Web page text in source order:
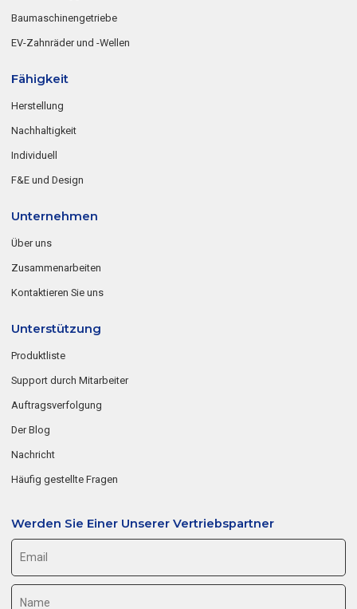
Baumaschinengetriebe
EV-Zahnräder und -Wellen
Fähigkeit
Herstellung
Nachhaltigkeit
Individuell
F&E und Design
Unternehmen
Über uns
Zusammenarbeiten
Kontaktieren Sie uns
Unterstützung
Produktliste
Support durch Mitarbeiter
Auftragsverfolgung
Der Blog
Nachricht
Häufig gestellte Fragen
Werden Sie Einer Unserer Vertriebspartner